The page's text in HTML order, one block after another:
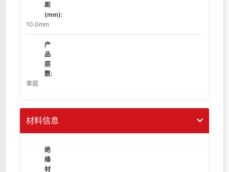
距
(mm):
10.0mm
产
品
层
数:
单层
材料信息
绝
缘
材